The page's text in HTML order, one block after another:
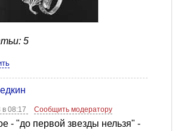
5
в 08:17
Сообщить модератору
- "до первой звезды нельзя" -